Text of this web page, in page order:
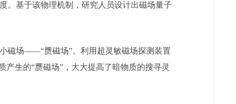
。基于该物理机制，研究人员设计出磁场量子
磁场——“赝磁场”。利用超灵敏磁场探测装置
生的“赝磁场”，大大提高了暗物质的搜寻灵